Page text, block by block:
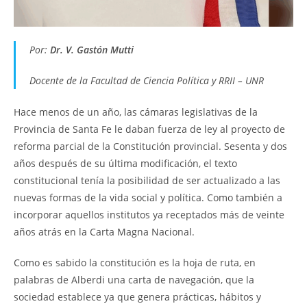
Por: Dr. V. Gastón Mutti
Docente de la Facultad de Ciencia Política y RRII – UNR
Hace menos de un año, las cámaras legislativas de la
Provincia de Santa Fe le daban fuerza de ley al proyecto de
reforma parcial de la Constitución provincial. Sesenta y dos
años después de su última modificación, el texto
constitucional tenía la posibilidad de ser actualizado a las
nuevas formas de la vida social y política. Como también a
incorporar aquellos institutos ya receptados más de veinte
años atrás en la Carta Magna Nacional.
Como es sabido la constitución es la hoja de ruta, en
palabras de Alberdi una carta de navegación, que la
sociedad establece ya que genera prácticas, hábitos y